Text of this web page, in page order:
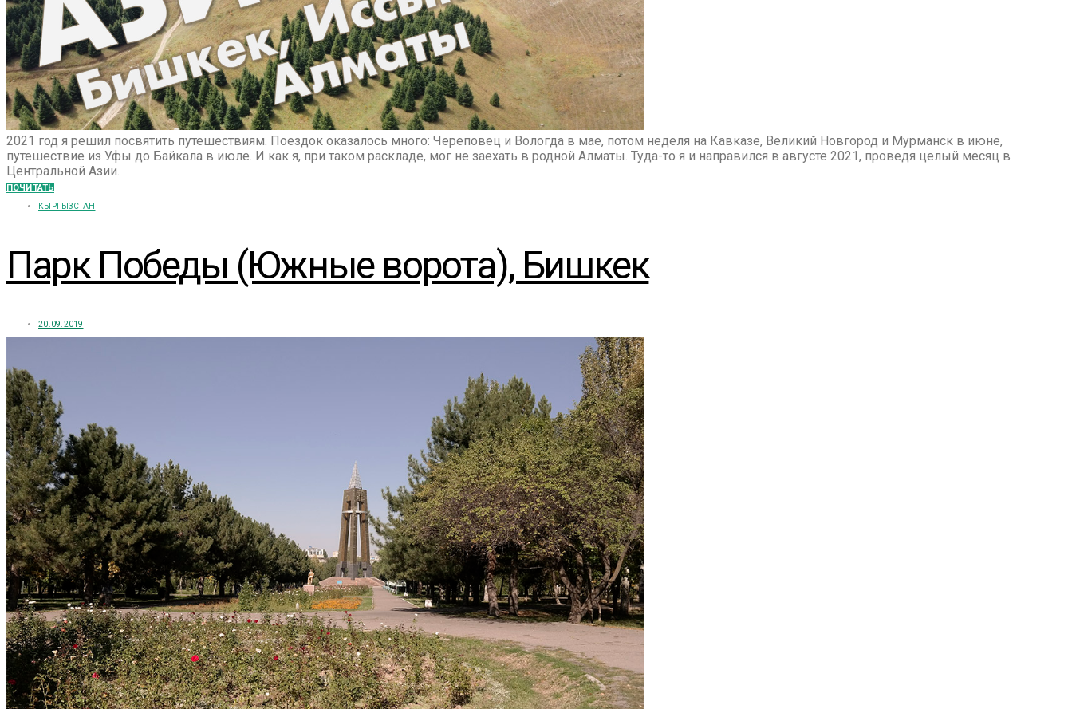
2021 год я решил посвятить путешествиям. Поездок оказалось много: Череповец и Вологда в мае, потом неделя на Кавказе, Великий Новгород и Мурманск в июне,
путешествие из Уфы до Байкала в июле. И как я, при таком раскладе, мог не заехать в родной Алматы. Туда-то я и направился в августе 2021, проведя целый месяц в
Центральной Азии.
ПОЧИТАТЬ
КЫРГЫЗСТАН
Парк Победы (Южные ворота), Бишкек
20.09.2019